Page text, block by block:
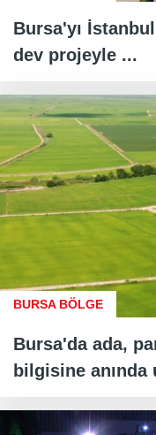
Bursa'yı
dev projeyle ...
BURSA BÖLGE
Bursa'da ada,
bilgisine anında